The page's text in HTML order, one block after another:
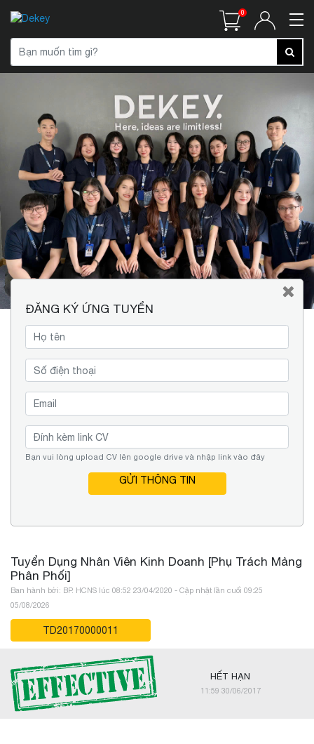
0
ĐĂNG KÝ ỨNG TUYỂN
Bạn vui lòng upload CV lên google drive và nhập link vào đây
GỬI THÔNG TIN
Tuyển Dụng Nhân Viên Kinh Doanh [Phụ Trách Mảng
Phân Phối]
Ban hành bởi: BP. HCNS lúc 08:52 23/04/2020 - Cập nhật lần cuối 09:25
05/08/2026
TD20170000011
HẾT HẠN
11:59 30/06/2017